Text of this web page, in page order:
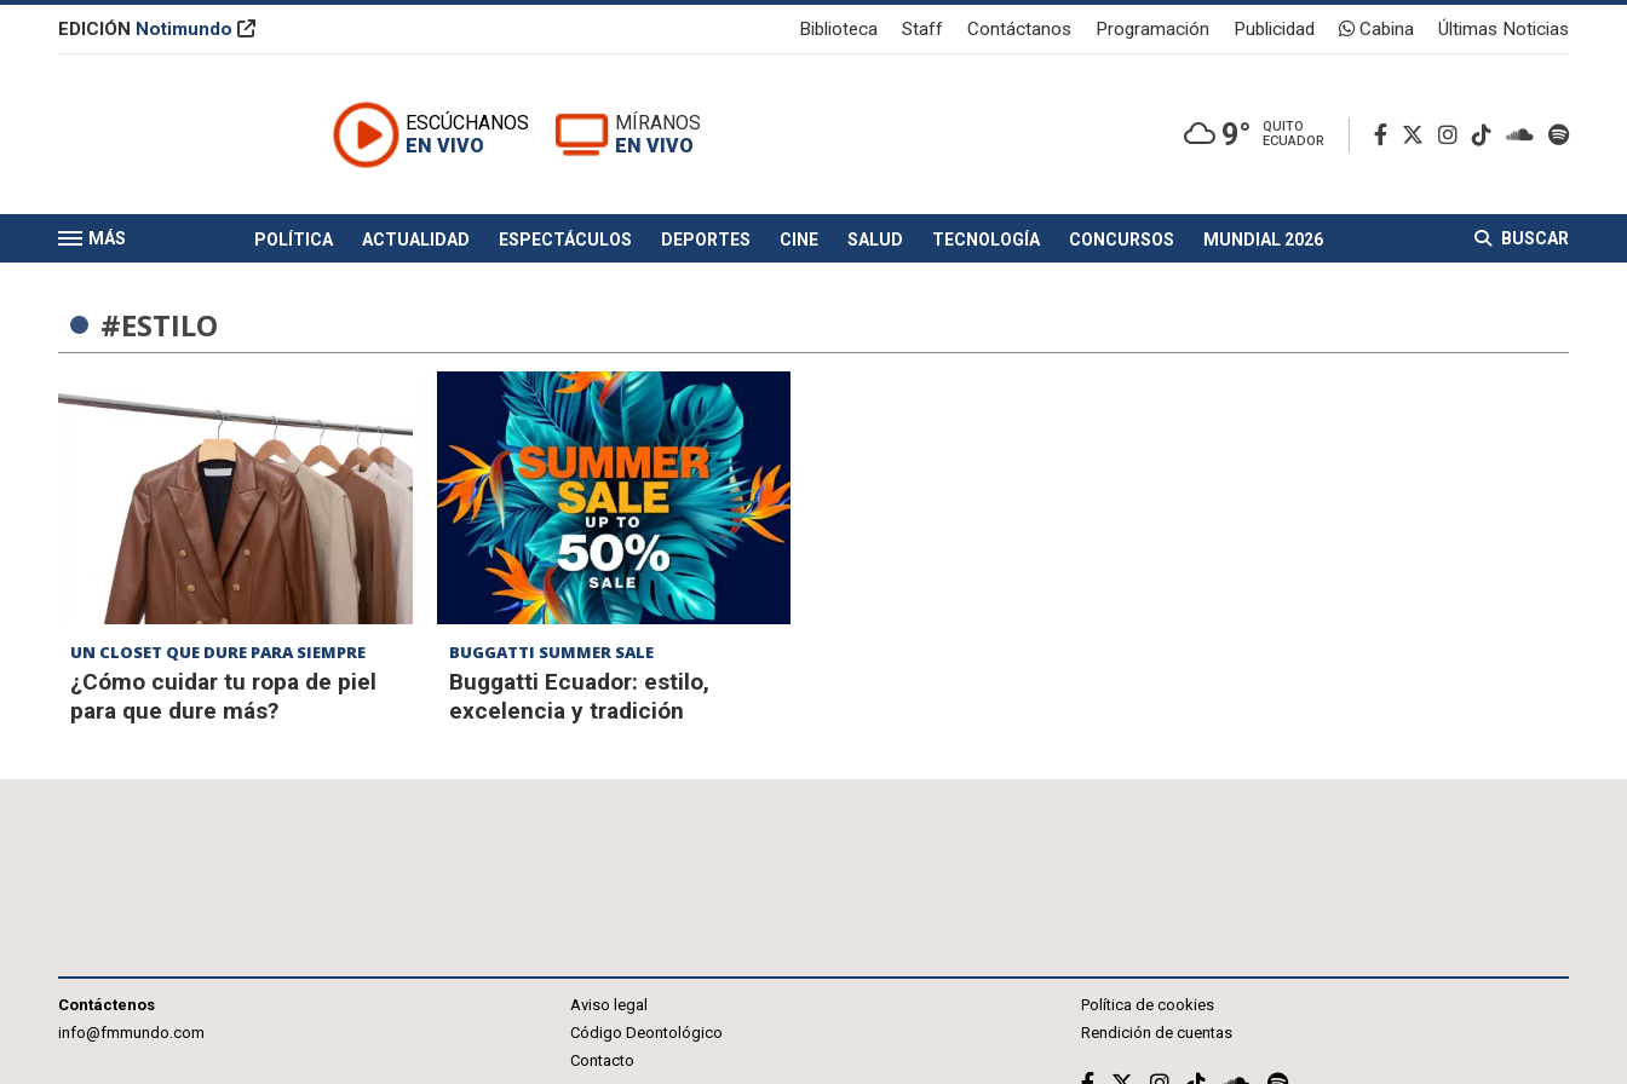
EDICIÓN Notimundo Biblioteca Staff Contáctanos Programación Publicidad Cabina Últimas Noticias
ESCÚCHANOS
EN VIVO
MÍRANOS
EN VIVO
9°
QUITO
ECUADOR
MÁS POLÍTICA ACTUALIDAD ESPECTÁCULOS DEPORTES CINE SALUD TECNOLOGÍA CONCURSOS MUNDIAL 2026 BUSCAR
#ESTILO
UN CLOSET QUE DURE PARA SIEMPRE
¿Cómo cuidar tu ropa de piel
para que dure más?
BUGGATTI SUMMER SALE
Buggatti Ecuador: estilo,
excelencia y tradición
Contáctenos
info@fmmundo.com
Aviso legal
Código Deontológico
Contacto
Política de cookies
Rendición de cuentas